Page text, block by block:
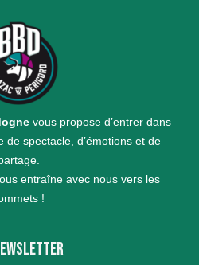
vous propose d’entrer dans
de spectacle, d’émotions et de
entraîne avec nous vers les
!